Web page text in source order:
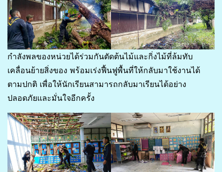
กำลังพลของหน่วยได้ร่วมกันตัดต้นไม้และกิ่งไม้ที่ล้มทับ
เคลื่อนย้ายสิ่งของ พร้อมเร่งฟื้นฟูพื้นที่ให้กลับมาใช้งานได้
ตามปกติ เพื่อให้นักเรียนสามารถกลับมาเรียนได้อย่าง
ปลอดภัยและมั่นใจอีกครั้ง